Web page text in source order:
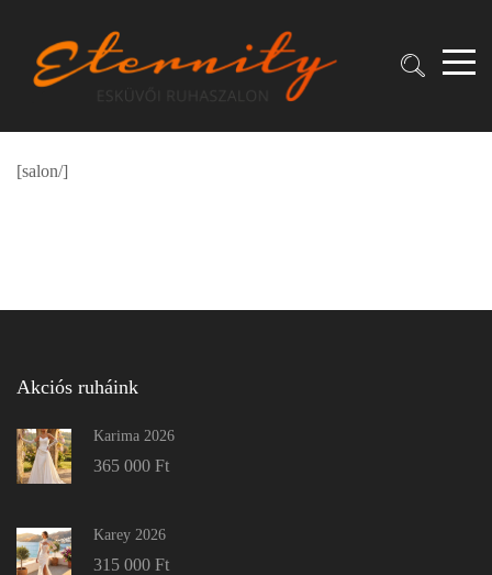
[salon/]
Akciós ruháink
Karima 2026
365 000 Ft
Karey 2026
315 000 Ft